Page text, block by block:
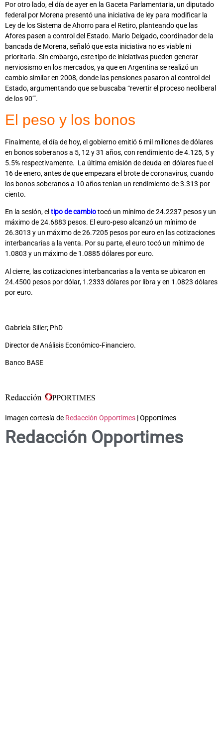
Por otro lado, el día de ayer en la Gaceta Parlamentaria, un diputado
federal por Morena presentó una iniciativa de ley para modificar la
Ley de los Sistema de Ahorro para el Retiro, planteando que las
Afores pasen a control del Estado. Mario Delgado, coordinador de la
bancada de Morena, señaló que esta iniciativa no es viable ni
prioritaria. Sin embargo, este tipo de iniciativas pueden generar
nerviosismo en los mercados, ya que en Argentina se realizó un
cambio similar en 2008, donde las pensiones pasaron al control del
Estado, argumentando que se buscaba “revertir el proceso neoliberal
de los 90’”.
El peso y los bonos
Finalmente, el día de hoy, el gobierno emitió 6 mil millones de dólares
en bonos soberanos a 5, 12 y 31 años, con rendimiento de 4.125, 5 y
5.5% respectivamente. La última emisión de deuda en dólares fue el
16 de enero, antes de que empezara el brote de coronavirus, cuando
los bonos soberanos a 10 años tenían un rendimiento de 3.313 por
ciento.
En la sesión, el tipo de cambiotocó un mínimo de 24.2237 pesos y un
máximo de 24.6883 pesos. El euro-peso alcanzó un mínimo de
26.3013 y un máximo de 26.7205 pesos por euro en las cotizaciones
interbancarias a la venta. Por su parte, el euro tocó un mínimo de
1.0803 y un máximo de 1.0885 dólares por euro.
Al cierre, las cotizaciones interbancarias a la venta se ubicaron en
24.4500 pesos por dólar, 1.2333 dólares por libra y en 1.0823 dólares
por euro.
Gabriela Siller; PhD
Director de Análisis Económico-Financiero.
Banco BASE
Imagen cortesía de Redacción Opportimes | Opportimes
Redacción Opportimes